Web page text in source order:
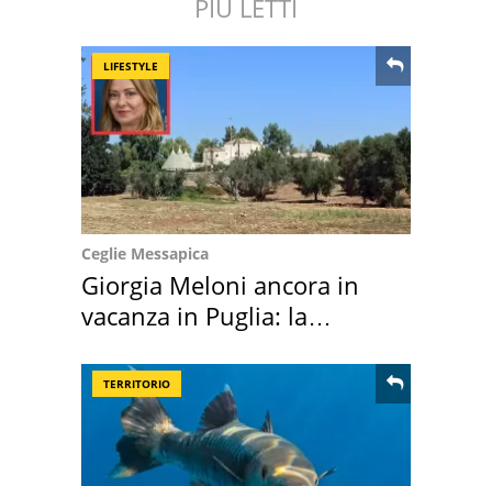
PIÙ LETTI
LIFESTYLE
Ceglie Messapica
Giorgia Meloni ancora in
vacanza in Puglia: la
TERRITORIO